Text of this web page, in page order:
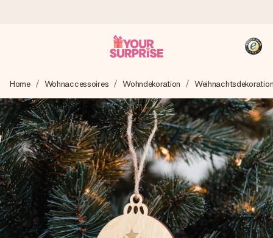
Wir bereiten dein Geschenk sorgfältig vor und schicken es
blitzschnell – damit du es genau zum richtigen Zeitpunkt
überreichen kannst, wenn es am meisten zählt.
4,8 (basierend auf +15.000 Bewertungen)
Unsere Geschenke begeistern. Kunden bewerten uns mit
4,8 bei Google Reviews (Gesamtergebnis aller Länder, in
die wir versenden).
Home Wohnaccessoires Wohndekoration